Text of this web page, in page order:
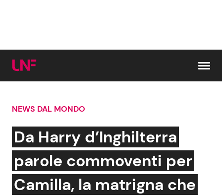
Cerca:
News e Cronaca
Attualità Italiana
Gossip e TV
Bellezze VIP
NEWS DAL MONDO
Da Harry d’Inghilterra
parole commoventi per
Camilla, la matrigna che